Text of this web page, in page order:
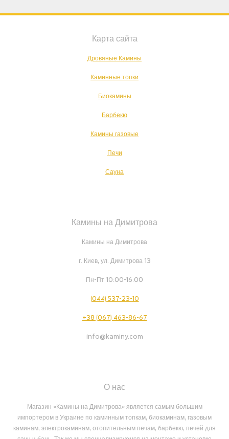
Карта сайта
Дровяные Камины
Каминные топки
Биокамины
Барбекю
Камины газовые
Печи
Сауна
Камины на Димитрова
Камины на Димитрова
г. Киев, ул. Димитрова 13
Пн-Пт 10:00-16:00
(044) 537-23-10
+38 (067) 463-86-67
info@kaminy.com
О нас
Магазин «Камины на Димитрова» является самым большим
импортером в Украине по каминным топкам, биокаминам, газовым
каминам, электрокаминам, отопительным печам, барбекю, печей для